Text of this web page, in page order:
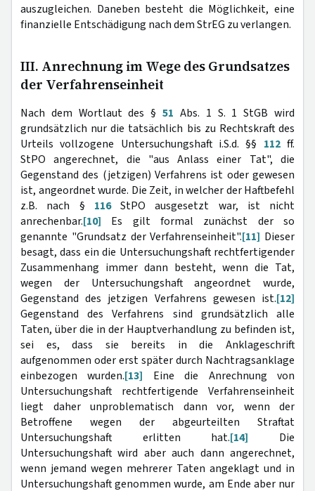
auszugleichen. Daneben besteht die Möglichkeit, eine
finanzielle Entschädigung nach dem StrEG zu verlangen.
III. Anrechnung im Wege des Grundsatzes
der Verfahrenseinheit
Nach dem Wortlaut des §51 Abs. 1 S. 1 StGB wird
grundsätzlich nur die tatsächlich bis zu Rechtskraft des
Urteils vollzogene Untersuchungshaft i.S.d. §§ 112ff.
StPO angerechnet, die "aus Anlass einer Tat", die
Gegenstand des (jetzigen) Verfahrens ist oder gewesen
ist, angeordnet wurde. Die Zeit, in welcher der Haftbefehl
z.B. nach § 116StPO ausgesetzt war, ist nicht
anrechenbar.[10] Es gilt formal zunächst der so
genannte "Grundsatz der Verfahrenseinheit".[11] Dieser
besagt, dass ein die Untersuchungshaft rechtfertigender
Zusammenhang immer dann besteht, wenn die Tat,
wegen der Untersuchungshaft angeordnet wurde,
Gegenstand des jetzigen Verfahrens gewesen ist.[12]
Gegenstand des Verfahrens sind grundsätzlich alle
Taten, über die in der Hauptverhandlung zu befinden ist,
sei es, dass sie bereits in die Anklageschrift
aufgenommen oder erst später durch Nachtragsanklage
einbezogen wurden.[13] Eine die Anrechnung von
Untersuchungshaft rechtfertigende Verfahrenseinheit
liegt daher unproblematisch dann vor, wenn der
Betroffene wegen der abgeurteilten Straftat
Untersuchungshaft erlitten hat.[14] Die
Untersuchungshaft wird aber auch dann angerechnet,
wenn jemand wegen mehrerer Taten angeklagt und in
Untersuchungshaft genommen wurde, am Ende aber nur